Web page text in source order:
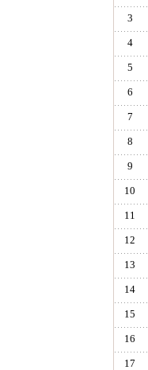
3
4
5
6
7
8
9
10
11
12
13
14
15
16
17